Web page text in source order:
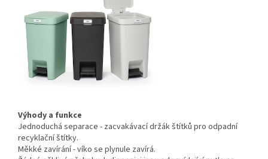
Výhody a funkce
Jednoduchá separace - zacvakávací držák štítků pro odpadní
recyklační štítky.
Měkké zavírání - víko se plynule zavírá.